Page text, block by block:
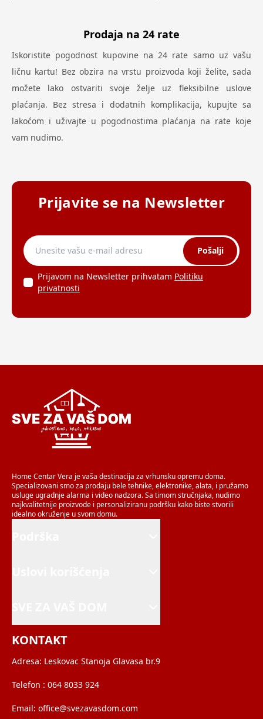
Prodaja na 24 rate
Iskoristite pogodnost kupovine na 24 rate samo uz vašu
ličnu kartu! Bez obzira na vrstu proizvoda koji želite, sada
možete lako ostvariti svoje želje uz fleksibilne uslove
plaćanja. Bez stresa i dodatnih komplikacija, kupujte sa
lakoćom i uživajte u pogodnostima plaćanja na rate koje
vam nudimo.
Prijavite se na Newsletter
Pošalji
Prijavom na Newsletter prihvatam Politiku
privatnosti
Home Centar Vera je vaša destinacija za vrhunsku opremu doma.
Specializovani smo za prodaju bele tehnike, elektronike, alata, i pružamo
usluge ugradnje alarma i video nadzora. Sa timom stručnjaka, nudimo
najkvalitetnije proizvode i personaliziranu podršku kako biste stvorili
idealno okruženje u svom domu.
KONTAKT
Adresa: Leskovac Stanoja Glavasa br.9
Telefon : 064 8033 924
Email: office@svezavasdom.com